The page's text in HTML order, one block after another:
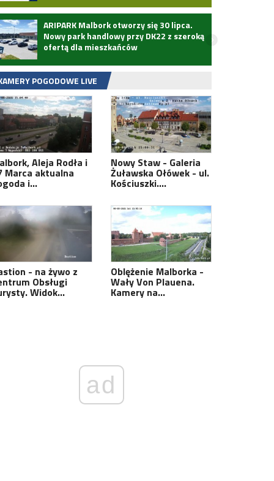
ARIPARK Malbork otworzy się 30 lipca.
Nowy park handlowy przy DK22 z szeroką
ofertą dla mieszkańców
POGODOWE LIVE
Aleja Rodła i
Marca aktualna
i…
Nowy Staw - Galeria
Żuławska Ołówek - ul.
Kościuszki.…
- na żywo z
Obsługi
Widok…
Oblężenie Malborka -
Wały Von Plauena.
Kamery na…
ad